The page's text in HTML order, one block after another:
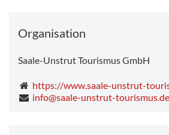
Organisation
Saale-Unstrut Tourismus GmbH
https://www.saale-unstrut-
info@saale-unstrut-tourismus.de